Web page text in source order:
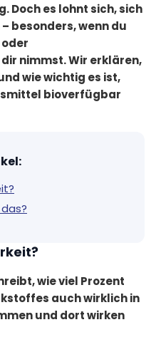
Doch es lohnt sich, sich
besonders, wenn du
nimmst. Wir erklären,
wie wichtig es ist,
bioverfügbar
:
wie viel Prozent
auch wirklich in
und dort wirken